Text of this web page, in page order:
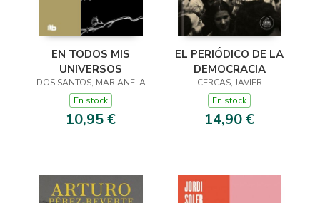
EN TODOS MIS
UNIVERSOS
DOS SANTOS, MARIANELA
En stock
10,95 €
EL PERIÓDICO DE LA
DEMOCRACIA
CERCAS, JAVIER
En stock
14,90 €